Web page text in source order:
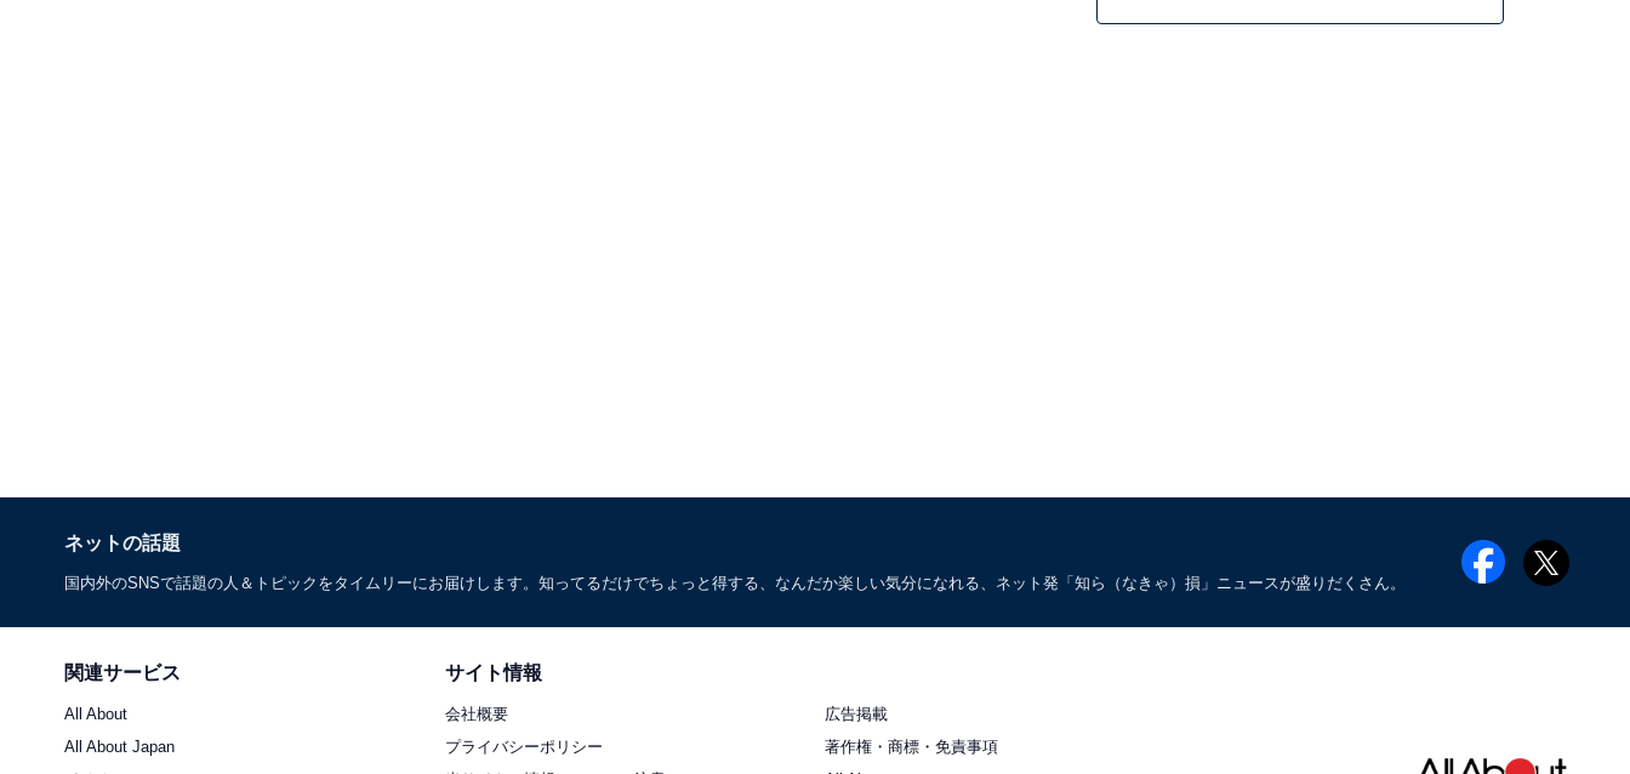
ネットの話題
国内外のSNSで話題の人＆トピックをタイムリーにお届けします。知ってるだけでちょっと得する、なんだか楽しい気分になれる、ネット発「知ら（なきゃ）損」ニュースが盛りだくさん。
関連サービス
All About
All About Japan
サイト情報
会社概要
広告掲載
プライバシーポリシー
著作権・商標・免責事項